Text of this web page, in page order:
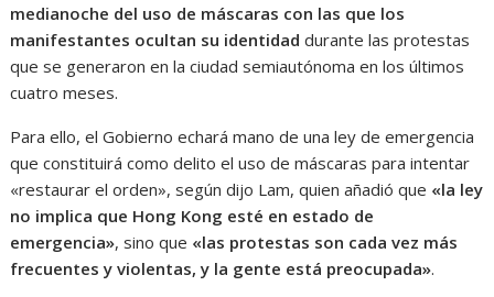
medianoche del uso de máscaras con las que los
manifestantes ocultan su identidaddurante las protestas
que se generaron en la ciudad semiautónoma en los últimos
cuatro meses.
Para ello, el Gobierno echará mano de una ley de emergencia
que constituirá como delito el uso de máscaras para intentar
«restaurar el orden», según dijo Lam, quien añadió que «la ley
no implica que Hong Kong esté en estado de
emergencia», sino que «las protestas son cada vez más
frecuentes y violentas, y la gente está preocupada».